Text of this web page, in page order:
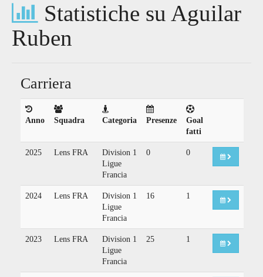
Statistiche su Aguilar
Ruben
Carriera
Anno Squadra Categoria Presenze
Goal
fatti
2025 Lens FRA
Division 1
Ligue
Francia
0 0
2024 Lens FRA
Division 1
Ligue
Francia
16 1
2023 Lens FRA
Division 1
Ligue
Francia
25 1